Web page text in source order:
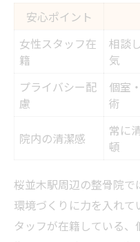
安心ポイント
女性スタッフ在
籍
相談
気
プライバシー配
慮
個室
術
院内の清潔感
常に
頓
桜並木駅周辺の整骨院
環境づくりに力を入れて
タッフが在籍している